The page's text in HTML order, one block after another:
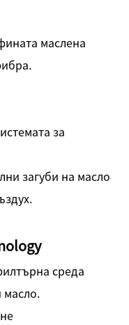
маслена
за
загуби на масло
среда
масло.